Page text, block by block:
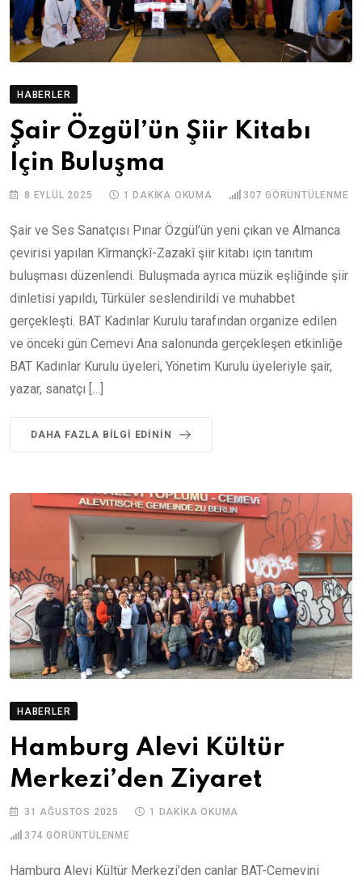
HABERLER
Şair Özgül’ün Şiir Kitabı
İçin Buluşma
8 EYLÜL 2025 1 DAKIKA OKUMA 307 GÖRÜNTÜLENME
Şair ve Ses Sanatçısı Pınar Özgül’ün yeni çıkan ve Almanca
çevirisi yapılan Kîrmançkî-Zazakî şiir kitabı için tanıtım
buluşması düzenlendi. Buluşmada ayrıca müzik eşliğinde şiir
dinletisi yapıldı, Türküler seslendirildi ve muhabbet
gerçekleşti. BAT Kadınlar Kurulu tarafından organize edilen
ve önceki gün Cemevi Ana salonunda gerçekleşen etkinliğe
BAT Kadınlar Kurulu üyeleri, Yönetim Kurulu üyeleriyle şair,
yazar, sanatçı […]
DAHA FAZLA BILGI EDININ
HABERLER
Hamburg Alevi Kültür
Merkezi’den Ziyaret
31 AĞUSTOS 2025 1 DAKIKA OKUMA
374 GÖRÜNTÜLENME
Hamburg Alevi Kültür Merkezi’den canlar BAT-Cemevini